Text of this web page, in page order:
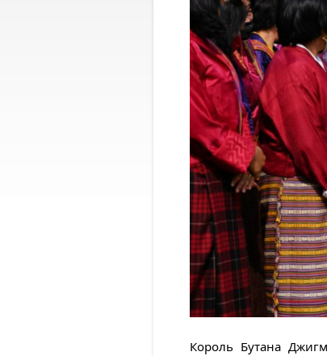
Король Бутана